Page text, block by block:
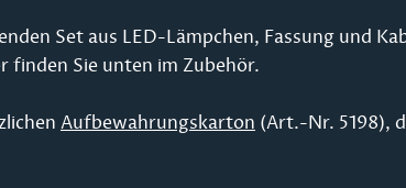
Set aus LED-Lämpchen, Fassung und
finden Sie unten im Zubehör.
Aufbewahrungskarton (Art.-Nr. 5198),